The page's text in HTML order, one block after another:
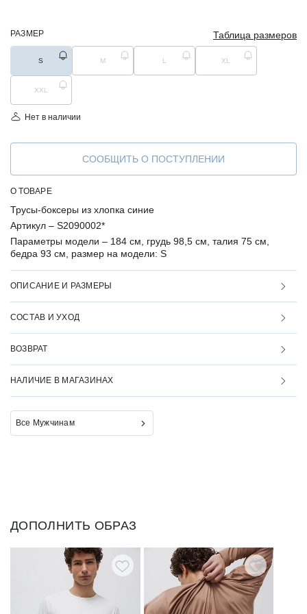
РАЗМЕР Таблица размеров
S M L XL
XXL
Нет в наличии
СООБЩИТЬ О ПОСТУПЛЕНИИ
О ТОВАРЕ
Трусы-боксеры из хлопка синие
Артикул – S2090002*
Параметры модели – 184 см, грудь 98,5 см, талия 75 см,
бедра 93 см, размер на модели: S
ОПИСАНИЕ И РАЗМЕРЫ
СОСТАВ И УХОД
ВОЗВРАТ
НАЛИЧИЕ В МАГАЗИНАХ
Все Мужчинам
ДОПОЛНИТЬ ОБРАЗ